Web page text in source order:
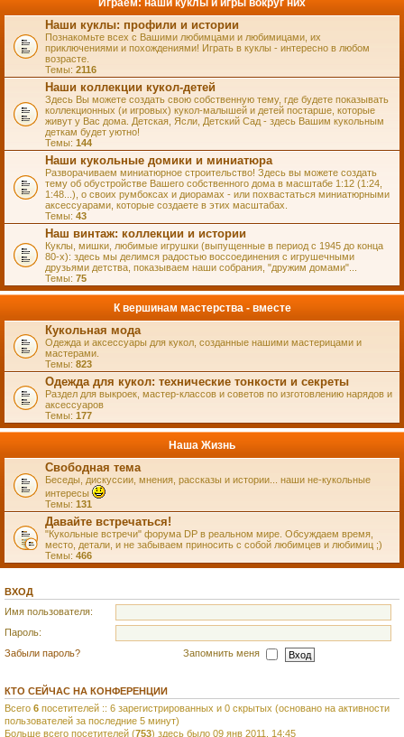
Играем: наши куклы и игры вокруг них
Наши куклы: профили и истории
Познакомьте всех с Вашими любимцами и любимицами, их
приключениями и похождениями! Играть в куклы - интересно в любом
возрасте.
Темы: 2116
Наши коллекции кукол-детей
Здесь Вы можете создать свою собственную тему, где будете показывать
коллекционных (и игровых) кукол-малышей и детей постарше, которые
живут у Вас дома. Детская, Ясли, Детский Сад - здесь Вашим кукольным
деткам будет уютно!
Темы: 144
Наши кукольные домики и миниатюра
Разворачиваем миниатюрное строительство! Здесь вы можете создать
тему об обустройстве Вашего собственного дома в масштабе 1:12 (1:24,
1:48...), о своих румбоксах и диорамах - или похвастаться миниатюрными
аксессуарами, которые создаете в этих масштабах.
Темы: 43
Наш винтаж: коллекции и истории
Куклы, мишки, любимые игрушки (выпущенные в период с 1945 до конца
80-х): здесь мы делимся радостью воссоединения с игрушечными
друзьями детства, показываем наши собрания, "дружим домами"...
Темы: 75
К вершинам мастерства - вместе
Кукольная мода
Одежда и аксессуары для кукол, созданные нашими мастерицами и
мастерами.
Темы: 823
Одежда для кукол: технические тонкости и секреты
Раздел для выкроек, мастер-классов и советов по изготовлению нарядов и
аксессуаров
Темы: 177
Наша Жизнь
Свободная тема
Беседы, дискуссии, мнения, рассказы и истории... наши не-кукольные
интересы
Темы: 131
Давайте встречаться!
"Кукольные встречи" форума DP в реальном мире. Обсуждаем время,
место, детали, и не забываем приносить с собой любимцев и любимиц ;)
Темы: 466
ВХОД
Имя пользователя:
Пароль:
Забыли пароль?
Запомнить меня
КТО СЕЙЧАС НА КОНФЕРЕНЦИИ
Всего 6 посетителей :: 6 зарегистрированных и 0 скрытых (основано на активности
пользователей за последние 5 минут)
Больше всего посетителей (753) здесь было 09 янв 2011, 14:45